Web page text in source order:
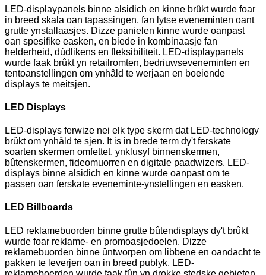
LED-displaypanels binne alsidich en kinne brûkt wurde foar
in breed skala oan tapassingen, fan lytse eveneminten oant
grutte ynstallaasjes. Dizze panielen kinne wurde oanpast
oan spesifike easken, en biede in kombinaasje fan
helderheid, dúdlikens en fleksibiliteit. LED-displaypanels
wurde faak brûkt yn retailromten, bedriuwseveneminten en
tentoanstellingen om ynhâld te werjaan en boeiende
displays te meitsjen.
LED Displays
LED-displays ferwize nei elk type skerm dat LED-technology
brûkt om ynhâld te sjen. It is in brede term dy't ferskate
soarten skermen omfettet, ynklusyf binnenskermen,
bûtenskermen, fideomuorren en digitale paadwizers. LED-
displays binne alsidich en kinne wurde oanpast om te
passen oan ferskate eveneminte-ynstellingen en easken.
LED Billboards
LED reklamebuorden binne grutte bûtendisplays dy't brûkt
wurde foar reklame- en promoasjedoelen. Dizze
reklamebuorden binne ûntworpen om libbene en oandacht te
pakken te leverjen oan in breed publyk. LED-